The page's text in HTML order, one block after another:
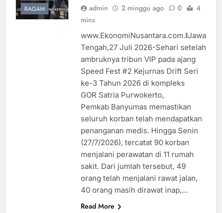
RAGAM
admin 2 minggu ago 0
4
mins
www.EkonomiNusantara.com.ǁJawa
Tengah,27 Juli 2026-Sehari setelah
ambruknya tribun VIP pada ajang
Speed Fest #2 Kejurnas Drift Seri
ke-3 Tahun 2026 di kompleks
GOR Satria Purwokerto,
Pemkab Banyumas memastikan
seluruh korban telah mendapatkan
penanganan medis. Hingga Senin
(27/7/2026), tercatat 90 korban
menjalani perawatan di 11 rumah
sakit. Dari jumlah tersebut, 49
orang telah menjalani rawat jalan,
40 orang masih dirawat inap,…
Read More